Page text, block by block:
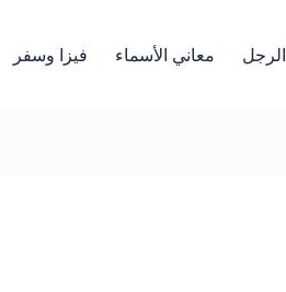
الرجل معاني الأسماء فيزا وسفر